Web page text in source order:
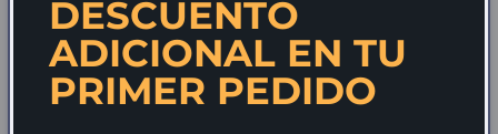
DESCUENTO
ADICIONAL EN TU
PRIMER PEDIDO